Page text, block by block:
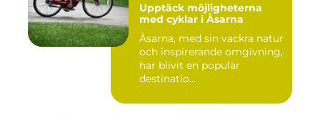
Upptäck möjligheterna
med cyklar i Åsarna
Åsarna, med sin vackra natur
och inspirerande omgivning,
har blivit en populär
destinatio...